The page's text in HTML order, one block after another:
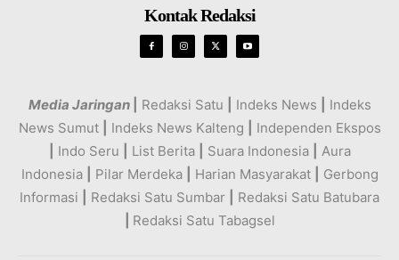
Kontak Redaksi
Media Jaringan Redaksi Satu Indeks News
Indeks
News Sumut
Indeks News Kalteng
Independen Ekspos
Indo Seru List Berita Suara Indonesia
Aura
Indonesia
Pilar Merdeka Harian Masyarakat
Gerbong
Informasi
Redaksi Satu Sumbar
Redaksi Satu Batubara
Redaksi Satu Tabagsel